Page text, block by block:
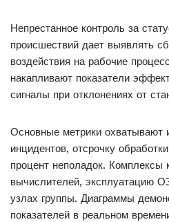
Непрестанное контроль за
происшествий дает выявлять
воздействия на рабочие
накапливают показатели
сигналы при отклонениях от
Основные метрики охватывают
инцидентов, отсрочку
процент неполадок. Комплексы
вычислителей, эксплуатацию
узлах группы. Диаграммы
показателей в реальном